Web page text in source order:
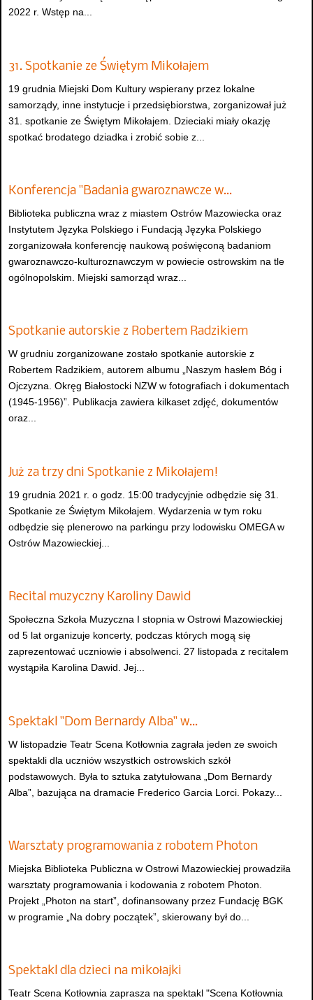
2022 r. Wstęp na...
31. Spotkanie ze Świętym Mikołajem
19 grudnia Miejski Dom Kultury wspierany przez lokalne
samorządy, inne instytucje i przedsiębiorstwa, zorganizował już
31. spotkanie ze Świętym Mikołajem. Dzieciaki miały okazję
spotkać brodatego dziadka i zrobić sobie z...
Konferencja "Badania gwaroznawcze w…
Biblioteka publiczna wraz z miastem Ostrów Mazowiecka oraz
Instytutem Języka Polskiego i Fundacją Języka Polskiego
zorganizowała konferencję naukową poświęconą badaniom
gwaroznawczo-kulturoznawczym w powiecie ostrowskim na tle
ogólnopolskim. Miejski samorząd wraz...
Spotkanie autorskie z Robertem Radzikiem
W grudniu zorganizowane zostało spotkanie autorskie z
Robertem Radzikiem, autorem albumu „Naszym hasłem Bóg i
Ojczyzna. Okręg Białostocki NZW w fotografiach i dokumentach
(1945-1956)”. Publikacja zawiera kilkaset zdjęć, dokumentów
oraz...
Już za trzy dni Spotkanie z Mikołajem!
19 grudnia 2021 r. o godz. 15:00 tradycyjnie odbędzie się 31.
Spotkanie ze Świętym Mikołajem. Wydarzenia w tym roku
odbędzie się plenerowo na parkingu przy lodowisku OMEGA w
Ostrów Mazowieckiej...
Recital muzyczny Karoliny Dawid
Społeczna Szkoła Muzyczna I stopnia w Ostrowi Mazowieckiej
od 5 lat organizuje koncerty, podczas których mogą się
zaprezentować uczniowie i absolwenci. 27 listopada z recitalem
wystąpiła Karolina Dawid. Jej...
Spektakl "Dom Bernardy Alba" w…
W listopadzie Teatr Scena Kotłownia zagrała jeden ze swoich
spektakli dla uczniów wszystkich ostrowskich szkół
podstawowych. Była to sztuka zatytułowana „Dom Bernardy
Alba”, bazująca na dramacie Frederico Garcia Lorci. Pokazy...
Warsztaty programowania z robotem Photon
Miejska Biblioteka Publiczna w Ostrowi Mazowieckiej prowadziła
warsztaty programowania i kodowania z robotem Photon.
Projekt „Photon na start”, dofinansowany przez Fundację BGK
w programie „Na dobry początek”, skierowany był do...
Spektakl dla dzieci na mikołajki
Teatr Scena Kotłownia zaprasza na spektakl "Scena Kotłownia